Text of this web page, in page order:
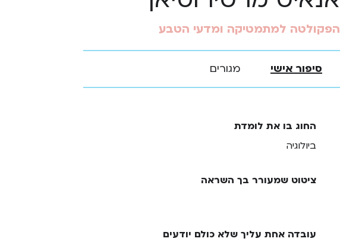
הפקולטה למתמטיקה ומדעי הטבע
סיפור אישי מגורים
החוג בו את לומדת
ביולוגיה
ציטוט שמעורר בך השראה
עובדה אחת עליך שלא כולם יודעים